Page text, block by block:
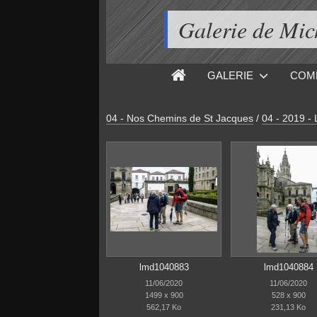
Galerie de
GALERIE
04 - Nos Chemins de St Jacques / 04 - 2019 -
lmd1040883
11/06/2020
1499 x 900
562,17 Ko
lmd1040884
11/06/2020
528 x 900
231,13 Ko